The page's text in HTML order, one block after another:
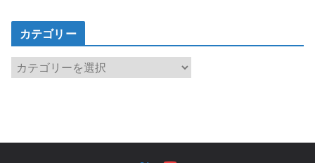
カテゴリー
カ
テ